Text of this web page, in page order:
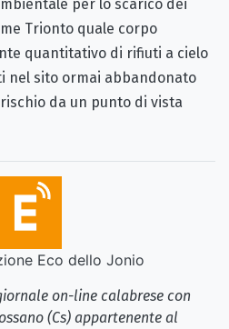
per lo scarico dei
Trionto quale corpo
quantitativo di rifiuti a cielo
nel sito ormai abbandonato
da un punto di vista
Eco dello Jonio
on-line calabrese con
(Cs) appartenente al